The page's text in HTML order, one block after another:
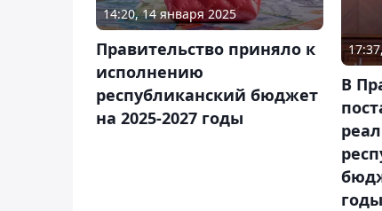
14:20, 14 января 2025
Правительство приняло к
исполнению
республиканский бюджет
на 2025-2027 годы
В
годы